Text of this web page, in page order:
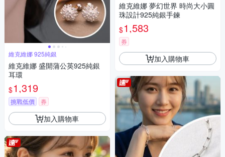
維克維娜 925純銀
維克維娜 盛開蒲公英925純銀
耳環
$1,319
挑戰低價 券
加入購物車
維克維娜 夢幻世界 時尚大小圓
珠設計925純銀手鍊
$1,583
券
加入購物車